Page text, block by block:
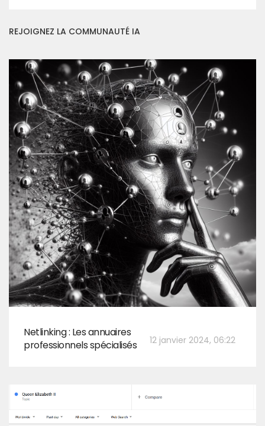
REJOIGNEZ LA COMMUNAUTÉ IA
12 janvier 2024, 06:22
Netlinking : Les annuaires
professionnels spécialisés